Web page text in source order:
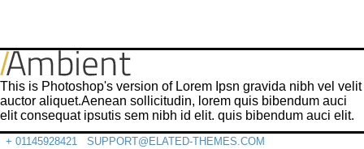
This is Photoshop's version of Lorem Ipsn gravida nibh vel velit
auctor aliquet.Aenean sollicitudin, lorem quis bibendum auci
elit consequat ipsutis sem nibh id elit. quis bibendum auci elit.
+ 01145928421 SUPPORT@ELATED-THEMES.COM